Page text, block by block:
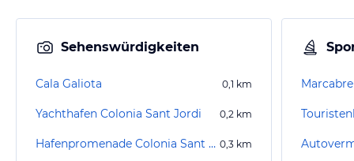
Sehenswürdigkeiten
Cala Galiota 0,1 km
Yachthafen Colonia Sant Jordi 0,2 km
Hafenpromenade Colonia Sant Jordi 0,3 km